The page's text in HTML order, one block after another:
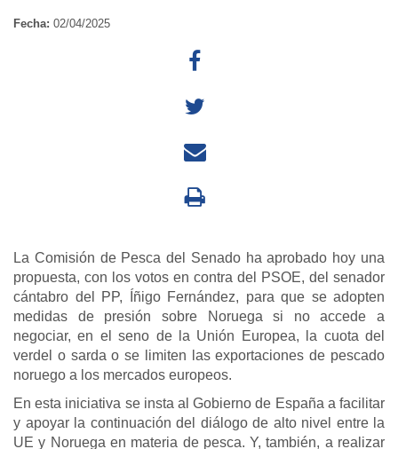
Fecha: 02/04/2025
La Comisión de Pesca del Senado ha aprobado hoy una
propuesta, con los votos en contra del PSOE, del senador
cántabro del PP, Íñigo Fernández, para que se adopten
medidas de presión sobre Noruega si no accede a
negociar, en el seno de la Unión Europea, la cuota del
verdel o sarda o se limiten las exportaciones de pescado
noruego a los mercados europeos.
En esta iniciativa se insta al Gobierno de España a facilitar
y apoyar la continuación del diálogo de alto nivel entre la
UE y Noruega en materia de pesca. Y, también, a realizar